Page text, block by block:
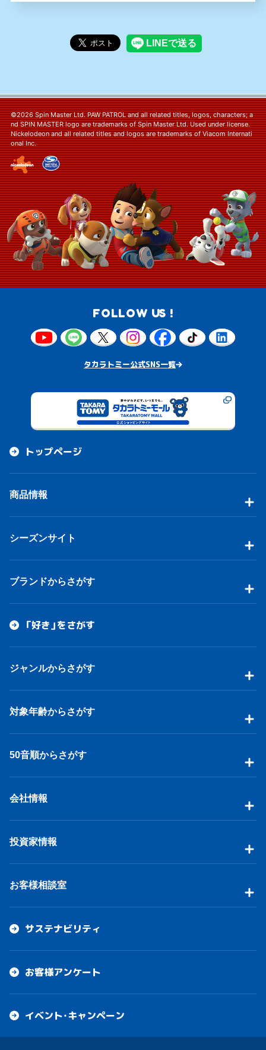
©2026 Spin Master Ltd. PAW PATROL and all related titles, logos, characters; a
nd SPIN MASTER logo are trademarks of Spin Master Ltd. Used under license.
Nickelodeon and all related titles and logos are trademarks of Viacom Internati
onal Inc.
FOLLOW US !
タカラトミー公式SNS一覧
トップページ
商品情報
シーズンサイト
ブランドからさがす
「好き」をさがす
ジャンルからさがす
対象年齢からさがす
50音順からさがす
会社情報
投資家情報
お客様相談室
サステナビリティ
お客様アンケート
イベント・キャンペーン